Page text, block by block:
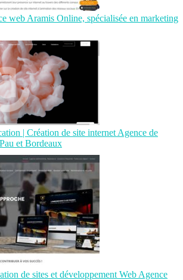
web Aramis Online, spécialisée en marketing
| Création de site internet Agence de
et Bordeaux
de sites et dévelop­pe­ment Web Agence